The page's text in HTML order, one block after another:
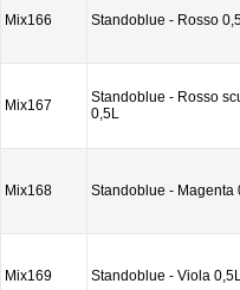
Mix166 Standoblue - Rosso
Mix167
Standoblue - Rosso
0,5L
Mix168 Standoblue - Magenta
Mix169 Standoblue - Viola